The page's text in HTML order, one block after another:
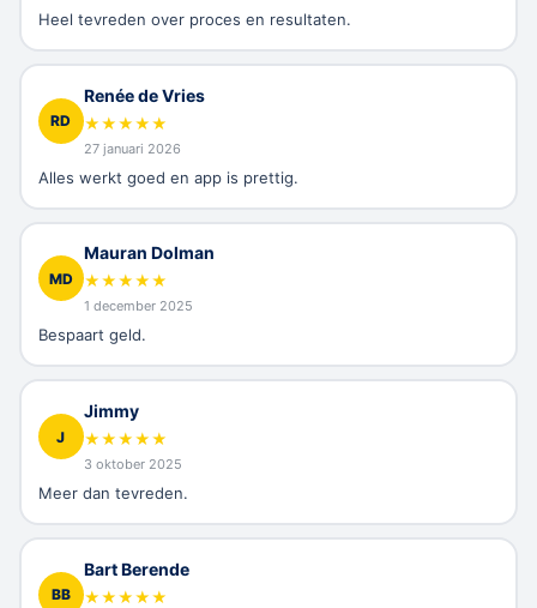
Heel tevreden over proces en resultaten.
RD
Renée de Vries
★★★★★
27 januari 2026
Alles werkt goed en app is prettig.
MD
Mauran Dolman
★★★★★
1 december 2025
Bespaart geld.
J
Jimmy
★★★★★
3 oktober 2025
Meer dan tevreden.
BB
Bart Berende
★★★★★